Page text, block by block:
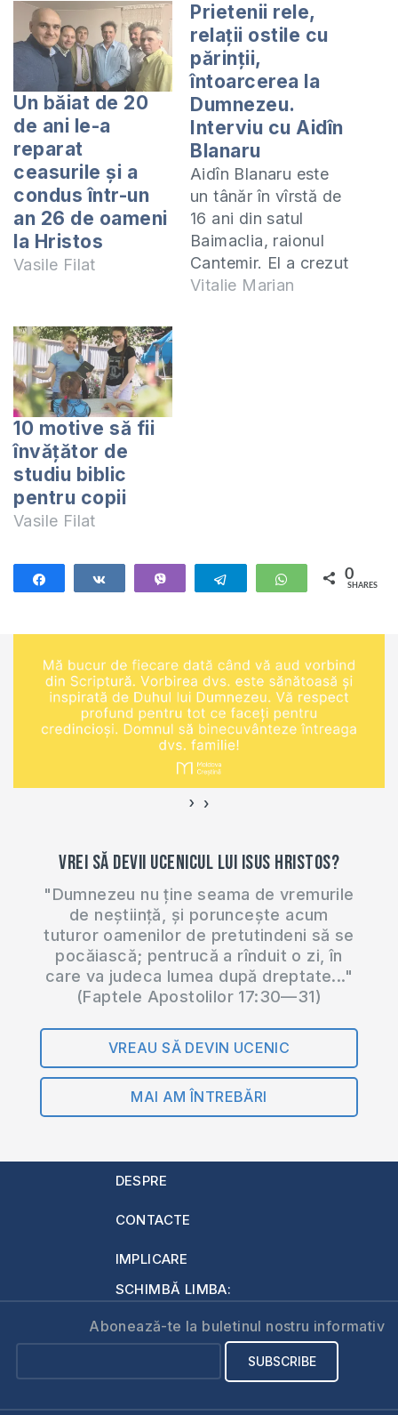
Un băiat de 20
de ani le-a
reparat
ceasurile și a
condus într-un
an 26 de oameni
la Hristos
Vasile Filat
Prietenii rele,
relații ostile cu
părinții,
întoarcerea la
Dumnezeu.
Interviu cu Aidîn
Blanaru
Aidîn Blanaru este
un tânăr în vîrstă de
16 ani din satul
Baimaclia, raionul
Cantemir. El a crezut
în Domnul Isus
Vitalie Marian
10 motive să fii
învățător de
studiu biblic
pentru copii
Vasile Filat
Telegram WhatsApp
0
SHARES
‹ ›
Vrei să devii ucenicul lui Isus Hristos?
"Dumnezeu nu ține seama de vremurile
de neștiință, și poruncește acum
tuturor oamenilor de pretutindeni să se
pocăiască; pentrucă a rînduit o zi, în
care va judeca lumea după dreptate..."
(Faptele Apostolilor 17:30—31)
VREAU SĂ DEVIN UCENIC
MAI AM ÎNTREBĂRI
DESPRE
CONTACTE
IMPLICARE
SCHIMBĂ LIMBA:
Abonează-te la buletinul nostru informativ